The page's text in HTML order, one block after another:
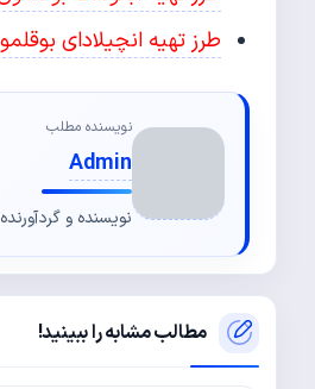
طرز تهیه انچیلادای
نویسنده مطلب
Admin
نویسنده و
مطالب مشابه را ببینید!